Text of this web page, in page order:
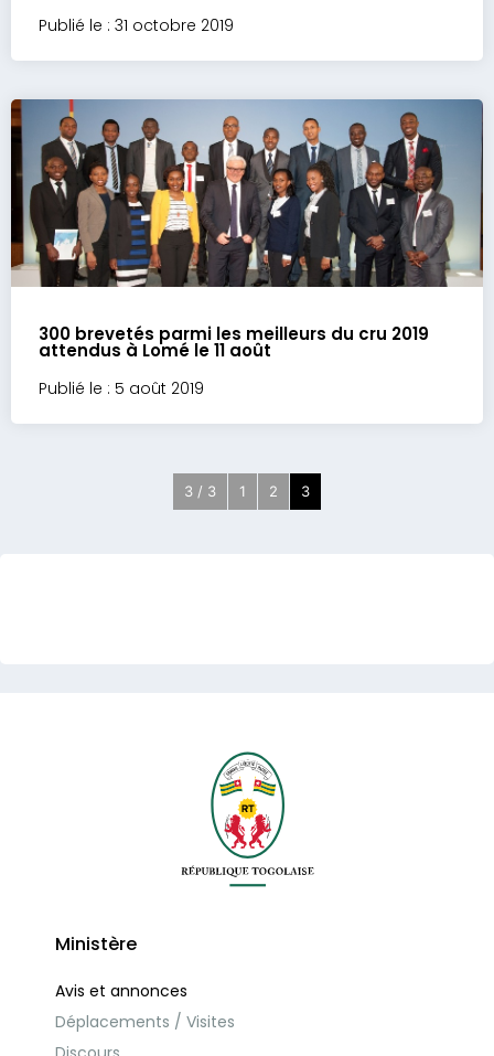
Publié le : 31 octobre 2019
300 brevetés parmi les meilleurs du cru 2019
attendus à Lomé le 11 août
Publié le : 5 août 2019
3 / 3 1 2 3
Ministère
Avis et annonces
Déplacements / Visites